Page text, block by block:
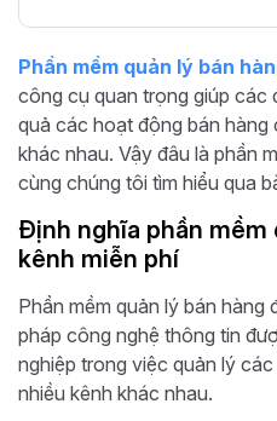
Phần mềm quản lý bán
công cụ quan trọng giúp các
quả các hoạt động bán hàng
khác nhau. Vậy đâu là phần
cùng chúng tôi tìm hiểu qua
Định nghĩa phần mềm
kênh miễn phí
Phần mềm quản lý bán hàng
pháp công nghệ thông tin
nghiệp trong việc quản lý
nhiều kênh khác nhau.